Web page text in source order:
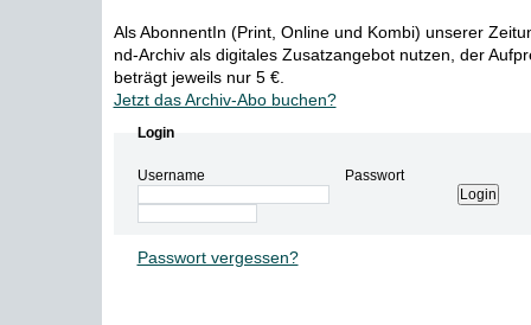
Als AbonnentIn (Print, Online und Kombi) unserer
nd-Archiv als digitales Zusatzangebot nutzen, der
beträgt jeweils nur 5 €.
Jetzt das Archiv-Abo buchen?
Login
Username Passwort
Passwort vergessen?